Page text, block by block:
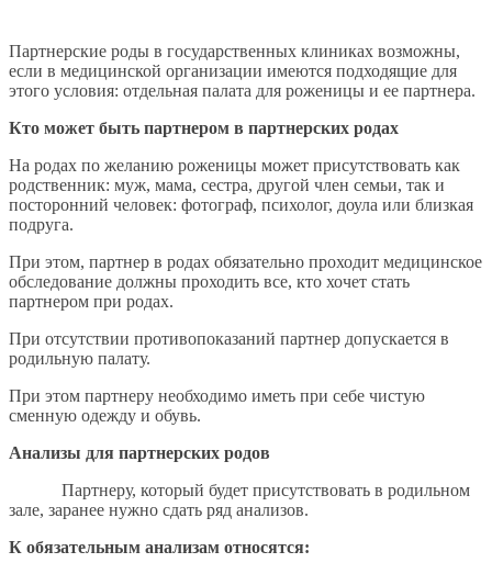
Партнерские роды в государственных клиниках возможны,
если в медицинской организации имеются подходящие для
этого условия: отдельная палата для роженицы и ее партнера.
Кто может быть партнером в партнерских родах
На родах по желанию роженицы может присутствовать как
родственник: муж, мама, сестра, другой член семьи, так и
посторонний человек: фотограф, психолог, доула или близкая
подруга.
При этом, партнер в родах обязательно проходит медицинское
обследование должны проходить все, кто хочет стать
партнером при родах.
При отсутствии противопоказаний партнер допускается в
родильную палату.
При этом партнеру необходимо иметь при себе чистую
сменную одежду и обувь.
Анализы для партнерских родов
Партнеру, который будет присутствовать в родильном
зале, заранее нужно сдать ряд анализов.
К обязательным анализам относятся: